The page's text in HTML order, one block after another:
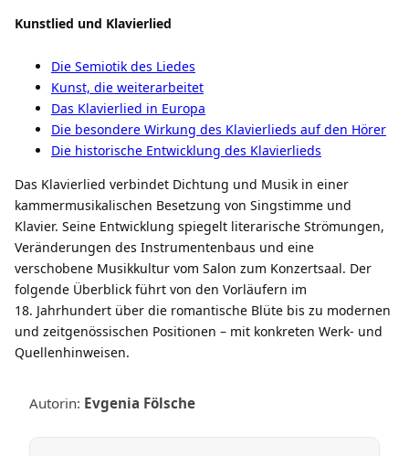
Kunstlied und Klavierlied
Die Semiotik des Liedes
Kunst, die weiterarbeitet
Das Klavierlied in Europa
Die besondere Wirkung des Klavierlieds auf den Hörer
Die historische Entwicklung des Klavierlieds
Das Klavierlied verbindet Dichtung und Musik in einer
kammermusikalischen Besetzung von Singstimme und
Klavier. Seine Entwicklung spiegelt literarische Strömungen,
Veränderungen des Instrumentenbaus und eine
verschobene Musikkultur vom Salon zum Konzertsaal. Der
folgende Überblick führt von den Vorläufern im
18. Jahrhundert über die romantische Blüte bis zu modernen
und zeitgenössischen Positionen – mit konkreten Werk- und
Quellenhinweisen.
Autorin: Evgenia Fölsche